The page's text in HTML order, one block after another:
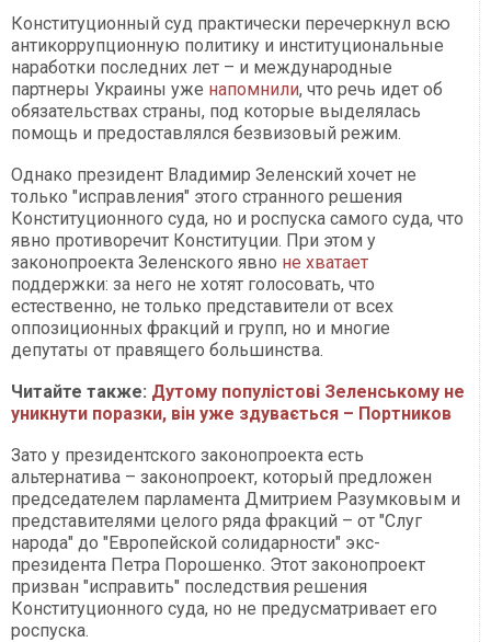
Конституционный суд практически перечеркнул всю
антикоррупционную политику и институциональные
наработки последних лет – и международные
партнеры Украины уже напомнили, что речь идет об
обязательствах страны, под которые выделялась
помощь и предоставлялся безвизовый режим.
Однако президент Владимир Зеленский хочет не
только "исправления" этого странного решения
Конституционного суда, но и роспуска самого суда, что
явно противоречит Конституции. При этом у
законопроекта Зеленского явно не хватает
поддержки: за него не хотят голосовать, что
естественно, не только представители от всех
оппозиционных фракций и групп, но и многие
депутаты от правящего большинства.
Читайте также: Дутому популістові Зеленському не
уникнути поразки, він уже здувається – Портников
Зато у президентского законопроекта есть
альтернатива – законопроект, который предложен
председателем парламента Дмитрием Разумковым и
представителями целого ряда фракций – от "Слуг
народа" до "Европейской солидарности" экс-
президента Петра Порошенко. Этот законопроект
призван "исправить" последствия решения
Конституционного суда, но не предусматривает его
роспуска.